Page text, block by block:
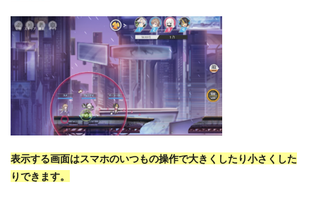
表示する画面はスマホのいつもの操作で大きくしたり小さくした
りできます。